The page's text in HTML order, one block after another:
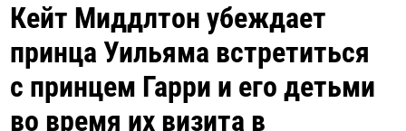
Кейт Миддлтон убеждает
принца Уильяма встретиться
с принцем Гарри и его детьми
во время их визита в